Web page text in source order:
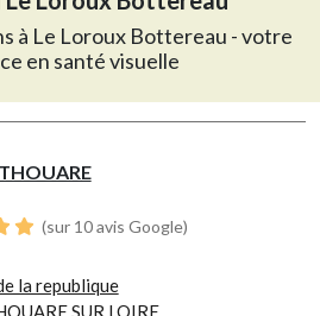
à Le Loroux Bottereau - votre
en santé visuelle
(sur 10 avis Google)
la republique